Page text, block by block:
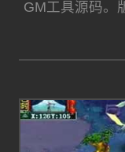
GM工具源码。